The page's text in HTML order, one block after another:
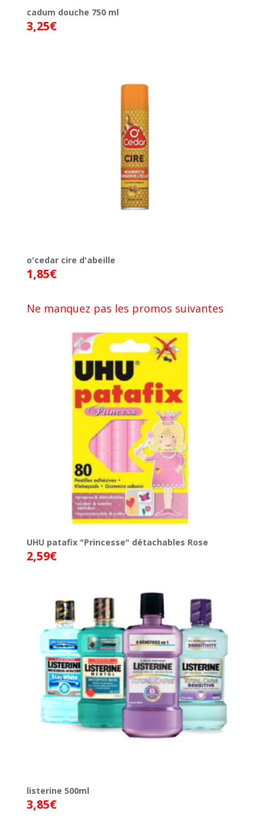
cadum douche 750 ml
3,25€
o'cedar cire d'abeille
1,85€
Ne manquez pas les promos suivantes
UHU patafix "Princesse" détachables Rose
2,59€
listerine 500ml
3,85€